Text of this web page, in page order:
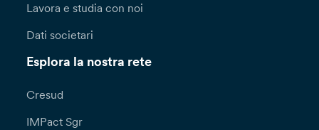
Lavora e studia con noi
Dati societari
Esplora la nostra rete
Cresud
IMPact Sgr